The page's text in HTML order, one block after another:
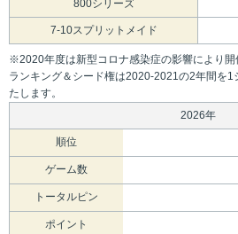
800シリーズ
7-10スプリットメイド
※2020年度は新型コロナ感染症の影響により開
ランキング＆シード権は2020-2021の2年間を
たします。
2026年
順位
ゲーム数
トータルピン
ポイント